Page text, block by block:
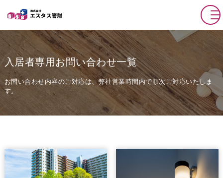
入居者専用お問い合わせ一覧
お問い合わせ内容のご対応は、弊社営業時間内で順次ご対応いたしま
す。